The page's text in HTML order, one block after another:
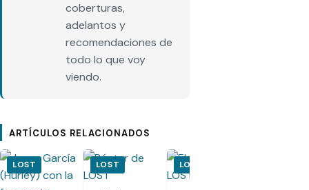
coberturas,
adelantos y
recomendaciones de
todo lo que voy
viendo.
ARTÍCULOS RELACIONADOS
LOST LOST LOST